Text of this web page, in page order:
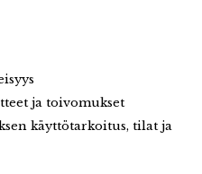
ja toivomukset
käyttötarkoitus, tilat ja